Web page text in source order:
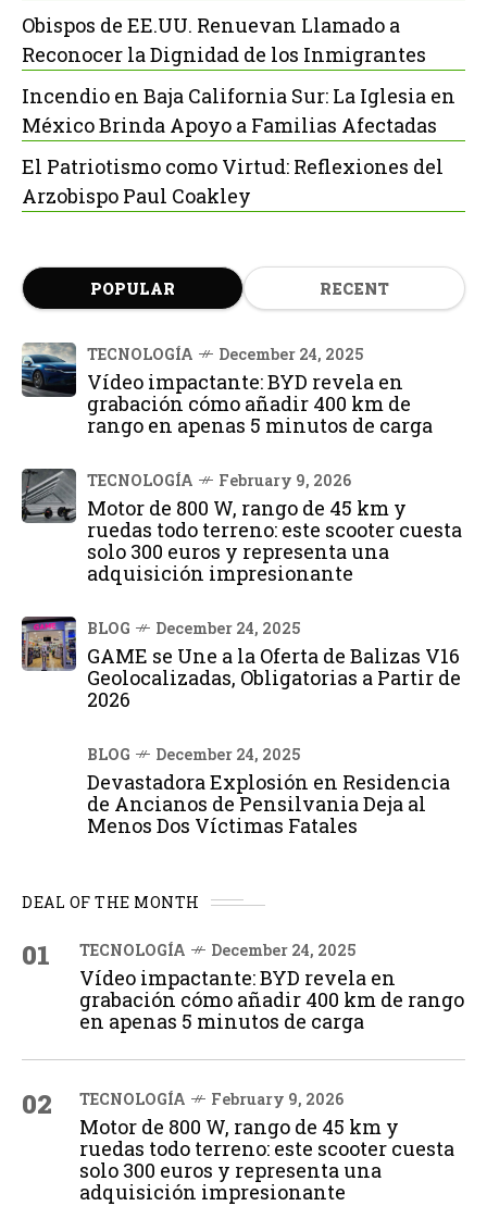
Obispos de EE.UU. Renuevan Llamado a
Reconocer la Dignidad de los Inmigrantes
Incendio en Baja California Sur: La Iglesia en
México Brinda Apoyo a Familias Afectadas
El Patriotismo como Virtud: Reflexiones del
Arzobispo Paul Coakley
POPULAR RECENT
TECNOLOGÍA December 24, 2025
Vídeo impactante: BYD revela en
grabación cómo añadir 400 km de
rango en apenas 5 minutos de carga
TECNOLOGÍA February 9, 2026
Motor de 800 W, rango de 45 km y
ruedas todo terreno: este scooter cuesta
solo 300 euros y representa una
adquisición impresionante
BLOG December 24, 2025
GAME se Une a la Oferta de Balizas V16
Geolocalizadas, Obligatorias a Partir de
2026
BLOG December 24, 2025
Devastadora Explosión en Residencia
de Ancianos de Pensilvania Deja al
Menos Dos Víctimas Fatales
DEAL OF THE MONTH
01 TECNOLOGÍA December 24, 2025
Vídeo impactante: BYD revela en
grabación cómo añadir 400 km de rango
en apenas 5 minutos de carga
02 TECNOLOGÍA February 9, 2026
Motor de 800 W, rango de 45 km y
ruedas todo terreno: este scooter cuesta
solo 300 euros y representa una
adquisición impresionante